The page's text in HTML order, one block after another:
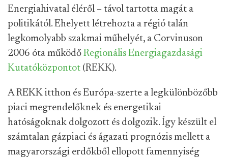
Energiahivatal éléről – távol tartotta magát a
politikától. Ehelyett létrehozta a régió talán
legkomolyabb szakmai műhelyét, a Corvinuson
2006 óta működő Regionális Energiagazdasági
Kutatóközpontot (REKK).
A REKK itthon és Európa-szerte a legkülönbözőbb
piaci megrendelőknek és energetikai
hatóságoknak dolgozott és dolgozik. Így készült el
számtalan gázpiaci és ágazati prognózis mellett a
magyarországi erdőkből ellopott famennyiség